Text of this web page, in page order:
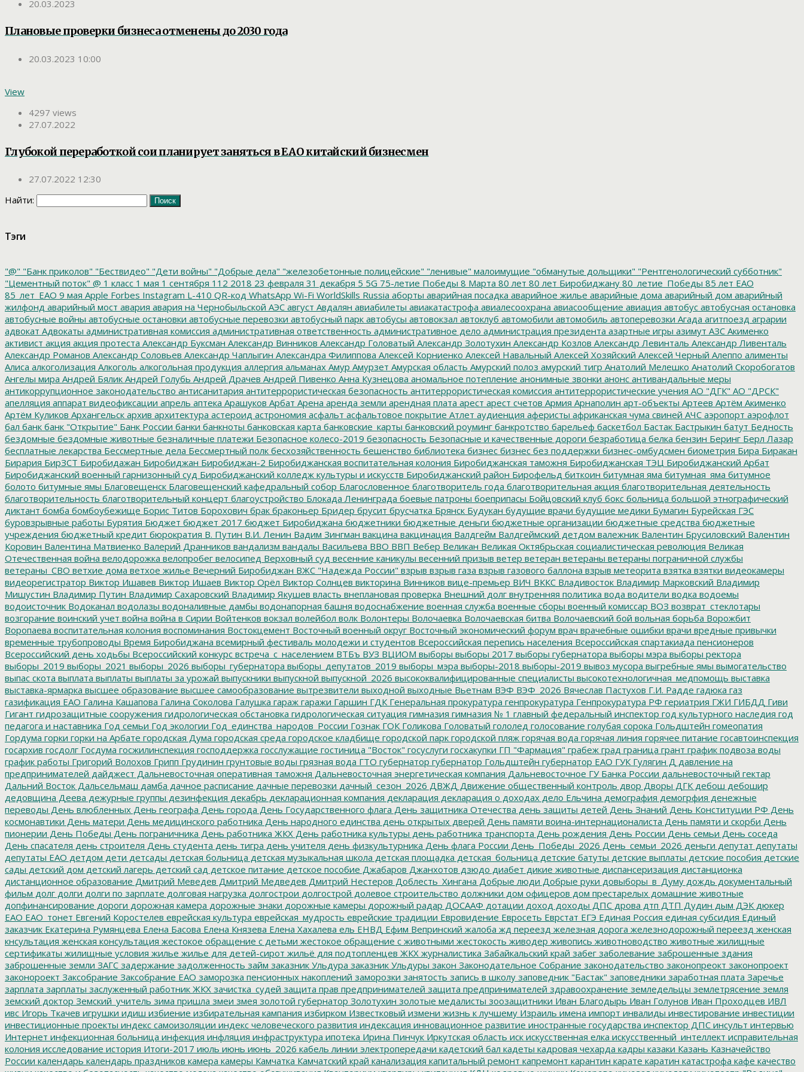
20.03.2023
Плановые проверки бизнеса отменены до 2030 года
20.03.2023 10:00
View
4297 views
27.07.2022
Глубокой переработкой сои планирует заняться в ЕАО китайский бизнесмен
27.07.2022 12:30
Найти:
Тэги
"@" "Банк приколов" "Бествидео" "Дети войны" "Добрые дела" "железобетонные полицейские" "ленивые" малоимущие "обманутые дольщики" "Рентгенологический субботник"
"Цементный поток" @ 1 класс 1 мая 1 сентября 112 2018 23 февраля 31 декабря 5 5G 75-летие Победы 8 Марта 80 лет 80 лет Биробиджану 80_летие_Победы 85 лет ЕАО
85_лет_ЕАО 9 мая Apple Forbes Instagram L-410 QR-код WhatsApp Wi-Fi WorldSkills Russia аборты аварийная посадка аварийное жилье аварийные дома аварийный дом аварийный
жилфонд аварийный мост авария авария на Чернобыльской АЭС август Авдалян авиабилеты авиакатастрофа авиалесоохрана авиасообщение авиация автобус автобусная остановка
автобусные войны автобусные остановки автобусные перевозки автобусный парк автобусы автовокзал автоклуб автомобили автомобиль автоперевозки Агада агитпоезд аграрии
адвокат Адвокаты административная комиссия административная ответственность административное дело администрация президента азартные игры азимут АЗС Акименко
активист акция акция протеста Александр Буксман Александр Винников Александр Головатый Александр Золотухин Александр Козлов Александр Левинталь Александр Ливенталь
Александр Романов Александр Соловьев Александр Чаплыгин Александра Филиппова Алексей Корниенко Алексей Навальный Алексей Хозяйский Алексей Черный Алеппо алименты
Алиса алкоголизация Алкоголь алкогольная продукция аллергия альманах Амур Амурзет Амурская область Амурский полоз амурский тигр Анатолий Мелешко Анатолий Скоробогатов
Ангелы мира Андрей Бялик Андрей Голубь Андрей Драчев Андрей Пивенко Анна Кузнецова аномальное потепление анонимные звонки анонс антивандальные меры
антикоррупционное законодательство антисанитария антитеррористическая безопасность антитеррористическая комиссия антитеррористические учения АО "ДГК" АО "ДРСК"
апелляция аппарат видеофиксации апрель аптека Арашуков Арбат Арена аренда земли арендная плата арест арест счетов Армия Арнаполин арт-объекты Артеев Артём Акименко
Артём Куликов Архангельск архив архитектура астероид астрономия асфальт асфальтовое покрытие Атлет аудиенция аферисты африканская чума свиней АЧС аэропорт аэрофлот
бал банк банк "Открытие" Банк России банки банкноты банковская карта банковские_карты банковский роуминг банкротство барельеф баскетбол Бастак Бастрыкин батут Бедность
бездомные бездомные животные безналичные платежи Безопасное колесо-2019 безопасность Безопасные и качественные дороги безработица белка бензин Беринг Берл Лазар
бесплатные лекарства Бессмертные дела Бессмертный полк бесхозяйственность бешенство библиотека бизнес бизнес без поддержки бизнес-омбудсмен биометрия Бира Биракан
Бирария БирЗСТ Биробидажан Биробиджан Биробиджан-2 Биробиджанская воспитательная колония Биробиджанская таможня Биробиджанская ТЭЦ Биробиджанский Арбат
Биробиджанский военный гарнизонный суд Биробиджанский колледж культуры и искусств Биробиджанский район Бирофельд биткоин битумная яма битумная_яма битумное
болото битумные ямы Благовещенск Благовещенский кафедральный собор Благословенное благотворитель года благотворительная акция благотворительная деятельность
благотворительность благотворительный концерт благоустройство Блокада Ленинграда боевые патроны боеприпасы Бойцовский клуб бокс больница большой этнографический
диктант бомба бомбоубежище Борис Титов Борохович брак браконьер Бридер брусит брусчатка Брянск Будукан будущие врачи будущие медики Бумагин Бурейская ГЭС
буровзрывные работы Бурятия Бюджет бюджет 2017 бюджет Биробиджана бюджетники бюджетные деньги бюджетные организации бюджетные средства бюджетные
учреждения бюджетный кредит бюрократия В. Путин В.И. Ленин Вадим Зингман вакцина вакцинация Валдгейм Валдгеймский детдом валежник Валентин Брусиловский Валентин
Коровин Валентина Матвиенко Валерий Дранников вандализм вандалы Васильева ВВО ВВП Вебер Великан Великая Октябрьская социалистическая революция Великая
Отечественная война велодорожка велопробег велосипед Верховный суд весенние каникулы весенний призыв ветер ветеран ветераны ветераны пограничной службы
ветераны_СВО ветхие дома ветхое жилье Вечерний Биробиджан ВЖС "Надежда России" взрыв взрыв газа взрыв газового баллона взрыв метеорита взятка взятки видеокамеры
видеорегистратор Виктор Ишавев Виктор Ишаев Виктор Орёл Виктор Солнцев викторина Винников вице-премьер ВИЧ ВККС Владивосток Владимир Марковский Владимир
Мишустин Владимир Путин Владимир Сахаровский Владимир Якушев власть внеплановая проверка Внешний долг внутренняя политика вода водители водка водоемы
водоисточник Водоканал водолазы водоналивные дамбы водонапорная башня водоснабжение военная служба военные сборы военный комиссар ВОЗ возврат_стеклотары
возгорание воинский учет война война в Сирии Войтенков вокзал волейбол волк Волонтеры Волочаевка Волочаевская битва Волочаевский бой вольная борьба Ворожбит
Воропаева воспитательная колония воспоминания Востокцемент Восточный военный округ Восточный экономический форум врач врачебные ошибки врачи вредные привычки
временные трубопроводы Время Биробиджана всемирный фестиваль молодежи и студентов Всероссийская перепись населения Всероссийская спартакиада пенсионеров
Всероссийский день ходьбы Всероссийский конкурс встреча_с_населением ВТБъ ВУЗ ВЦИОМ выборы выборы 2017 выборы губернатора выборы мэра выборы ректора
выборы_2019 выборы_2021 выборы_2026 выборы_губернатора выборы_депутатов_2019 выборы_мэра выборы-2018 выборы-2019 вывоз мусора выгребные ямы вымогательство
выпас скота выплата выплаты выплаты за урожай выпускники выпускной выпускной_2026 высококвалифицированные специалисты высокотехнологичная_медпомощь выставка
выставка-ярмарка высшее образование высшее самообразование вытрезвители выходной выходные Вьетнам ВЭФ ВЭФ_2026 Вячеслав Пастухов Г.И. Радде гадюка газ
газификация ЕАО Галина Кашапова Галина Соколова Галушка гараж гаражи Гаршин ГДК Генеральная прокуратура генпрокуратура Генпрокуратура РФ гериатрия ГЖИ ГИБДД Гиви
Гигант гидрозащитные сооружения гидрологическая обстановка гидрологическая ситуация гимназия гимназия № 1 главный федеральный инспектор год культурного наследия год
педагога и наставника Год семьи Год экологии Год_единства_народов_России Гознак ГОК Голикова Головатый гололед голосование голубая сорока Гольдштейн гомеопатия
Гордума горки горки на Арбате городская Дума городская среда городское кладбище городской парк городской пляж горячая вода горячая линия горячее питание госавтоинспекция
госархив госдолг Госдума госжилинспекция господдержка госслужащие гостиница "Восток" госуслуги госхакупки ГП "Фармация" грабеж град граница грант график подвоза воды
график работы Григорий Волохов Грипп Грудинин грунтовые воды грязная вода ГТО губернатор губернатор Гольдштейн губернатор ЕАО ГУК Гулягин Д давление на
предпринимателей дайджест Дальневосточная оперативная таможня Дальневосточная энергетическая компания Дальневосточное ГУ Банка России дальневосточный гектар
Дальний Восток Дальсельмаш дамба дачное расписание дачные перевозки дачный_сезон_2026 ДВЖД Движение общественный контроль двор Дворы ДГК дебош дебошир
дедовщина Деева дежурные группы дезинфекция декабрь декларационная компания декларация декларация о доходах дело Ельчина демография демогрфия денежные
переводы День влюбленных День географа День города День Государственного флага День защитника Отечества день защиты детей День Знаний День Конституции РФ День
космонавтики День матери День медицинского работника День народного единства день открытых дверей День памяти воина-интернационалиста День памяти и скорби День
пионерии День Победы День пограничника День работника ЖКХ День работника культуры день работника транспорта День рождения День России День семьи День соседа
День спасателя день строителя День студента день тигра день учителя день физкультурника День флага России День_Победы_2026 День_семьи_2026 деньги депутат депутаты
депутаты ЕАО детдом дети детсады детская больница детская музыкальная школа детская площадка детская_больница детские батуты детские выплаты детские пособия детские
сады детский дом детский лагерь детский сад детское питание детское пособие Джабаров Джанхотов дзюдо диабет дикие животные диспансеризация дистанционка
дистанционное образование Дмитрий Меведев Дмитрий Медведев Дмитрий Нестеров Доблесть_Хингана Добрые люди Добрые руки довыборы_в_Думу дождь документальный
фильм долг долги долги по зарплате долговая нагрузка долгострои долгострой долевое строительство должники дом офицеров дом престарелых домашние животные
допфинансирование дороги дорожная камера дорожные знаки дорожные камеры дорожный радар ДОСААФ дотации доход доходы ДПС дрова дтп ДТП Дудин дым ДЭК дюкер
ЕАО ЕАО_тонет Евгений Коростелев еврейская культура еврейская_мудрость еврейские традиции Евровидение Евросеть Еврстат ЕГЭ Единая Россия единая субсидия Единый
заказчик Екатерина Румянцева Елена Басова Елена Князева Елена Хахалева ель ЕНВД Ефим Вепринский жалоба жд переезд железная дорога железнодорожный переезд женская
кнсультация женская консультация жестокое обращение с детьми жестокое обращение с животными жестокость живодер живопись животноводство животные жилищные
сертификаты жилищные условия жилье жилье для детей-сирот жильё для подтопленцев ЖКХ журналистика Забайкальский край забег заболевание заброшенные здания
заброшенные земли ЗАГС задержание задолженность займ заказник Ульдура заказник Ульдуры закон Законодательное Собрание законодательство законопреокт законопроект
законороект Заксобрание Заксобрание ЕАО заморозка пенсионных накоплений заморозки занятость запись в школу заповедник "Бастак" заповедники заработная плата Заречье
зарплата зарплаты заслуженный работник ЖКХ зачистка_судей защита прав предпринимателей защита предпринимателей здравоохранение земледельцы землетрясение земля
земский доктор Земский_учитель зима пришла змеи змея золотой губернатор Золотухин золотые медалисты зоозащитники Иван Благодырь Иван Голунов Иван Проходцев ИВЛ
ивс Игорь Ткачев игрушки идиш избиение избирательная кампания избирком Известковый измени жизнь к лучшему Израиль имена импорт инвалиды инвестирование инвестиции
инвестиционные проекты индекс самоизоляции индекс человеческого развития индексация инновационное развитие иностранные государства инспектор ДПС инсульт интервью
Интернет инфекционная больница инфекция инфляция инфраструктура ипотека Ирина Пинчук Иркутская область иск искусственная елка искусственный_интеллект исправительная
колония исследование история Итоги-2017 июль июнь июнь_2026 кабель линии электропередачи кадетский бал кадеты кадровая чехарда кадры казаки Казань Казначейство
России календарь календарь праздников камера камеры Камчатка Камчатский край канализация капитальный ремонт капремонт карантин карате каратин катастрофа кафе качество